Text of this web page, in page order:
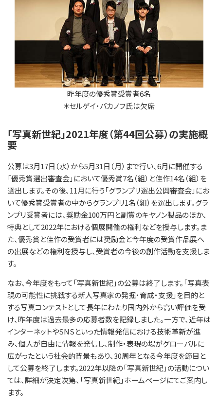
昨年度の優秀賞受賞者6名
＊セルゲイ・バカノフ氏は欠席
「写真新世紀」2021年度（第44回公募）の実施概
要
公募は3月17日（水）から5月31日（月）まで行い、6月に開催する
「優秀賞選出審査会」において優秀賞7名（組）と佳作14名（組）を
選出します。その後、11月に行う「グランプリ選出公開審査会」にお
いて優秀賞受賞者の中からグランプリ1名（組）を選出します。グラ
ンプリ受賞者には、奨励金100万円と副賞のキヤノン製品のほか、
特典として2022年における個展開催の権利などを授与します。ま
た、優秀賞と佳作の受賞者には奨励金と今年度の受賞作品展へ
の出展などの権利を授与し、受賞者の今後の創作活動を支援しま
す。
なお、今年度をもって「写真新世紀」の公募は終了します。「写真表
現の可能性に挑戦する新人写真家の発掘・育成・支援」を目的と
する写真コンテストとして長年にわたり国内外から高い評価を受
け、昨年度は過去最多の応募者数を記録しました。一方で、近年は
インターネットやSNSといった情報発信における技術革新が進
み、個人が自由に情報を発信し、制作・表現の場がグローバルに
広がったという社会的背景もあり、30周年となる今年度を節目と
して公募を終了します。2022年以降の「写真新世紀」の活動につい
ては、詳細が決定次第、「写真新世紀」ホームページにてご案内し
ます。